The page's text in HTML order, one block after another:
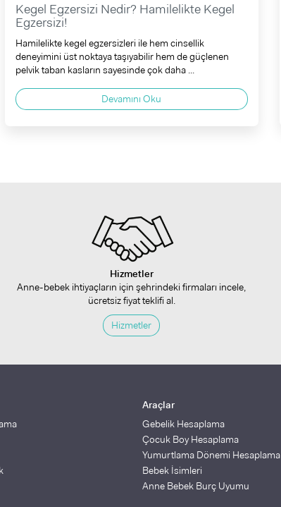
Kegel Egzersizi Nedir? Hamilelikte Kegel
Egzersizi!
Hamilelikte kegel egzersizleri ile hem cinsellik
deneyimini üst noktaya taşıyabilir hem de güçlenen
pelvik taban kasların sayesinde çok daha ...
Devamını Oku
Hizmetler
Anne-bebek ihtiyaçların için şehrindeki firmaları incele,
ücretsiz fiyat teklifi al.
Hizmetler
Araçlar
Gebelik Hesaplama
Çocuk Boy Hesaplama
Yumurtlama Dönemi Hesaplama
Bebek İsimleri
Anne Bebek Burç Uyumu